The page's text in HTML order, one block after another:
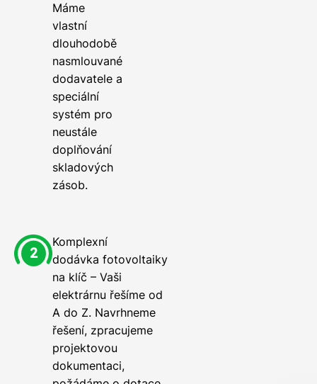
Máme
vlastní
dlouhodobě
nasmlouvané
dodavatele a
speciální
systém pro
neustále
doplňování
skladových
zásob.
Komplexní
dodávka fotovoltaiky
na klíč – Vaši
elektrárnu řešíme od
A do Z. Navrhneme
řešení, zpracujeme
projektovou
dokumentaci,